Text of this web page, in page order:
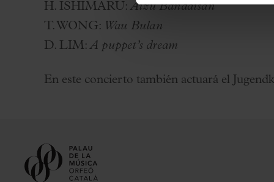
H. ISHIMARU:Aizu Bandaisan
T. WONG: Wau Bulan
D. LIM:A puppet’s dream
En este concierto también actuará el